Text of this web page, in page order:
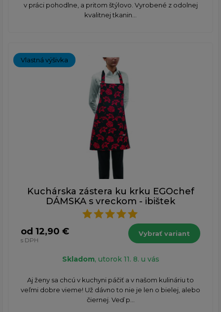
v práci pohodlne, a pritom štýlovo. Vyrobené z odolnej
kvalitnej tkanin...
Vlastná výšivka
Kuchárska zástera ku krku EGOchef
DÁMSKA s vreckom - ibištek
od 12,90 €
s DPH
Vybrať variant
Skladom, utorok 11. 8. u vás
Aj ženy sa chcú v kuchyni páčiť a v našom kulináriu to
veľmi dobre vieme! Už dávno to nie je len o bielej, alebo
čiernej. Veď p...